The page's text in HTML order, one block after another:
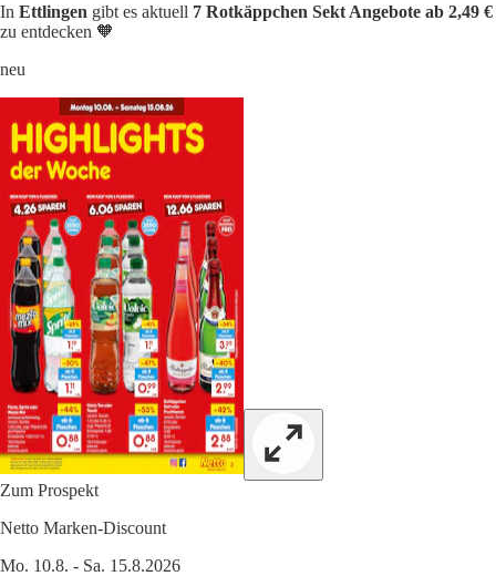
In Ettlingen gibt es aktuell 7 Rotkäppchen Sekt Angebote ab 2,49 €
zu entdecken 🧡
neu
Zum Prospekt
Netto Marken-Discount
Mo. 10.8. - Sa. 15.8.2026